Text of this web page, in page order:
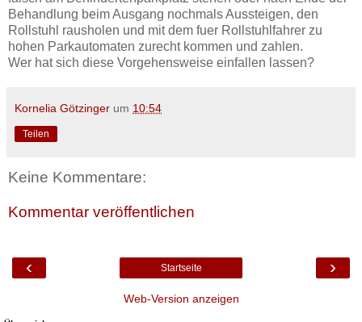
Behandlung beim Ausgang nochmals Aussteigen, den
Rollstuhl rausholen und mit dem fuer Rollstuhlfahrer zu
hohen Parkautomaten zurecht kommen und zahlen.
Wer hat sich diese Vorgehensweise einfallen lassen?
Kornelia Götzinger um 10:54
Teilen
Keine Kommentare:
Kommentar veröffentlichen
‹ ›
Startseite
Web-Version anzeigen